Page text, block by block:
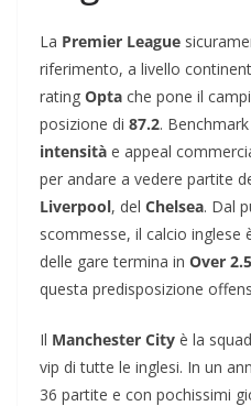
La Premier League
riferimento, a livello
rating Opta che pone il
posizione di 87.2.
intensità e appeal
per andare a vedere partite
Liverpool, del Chelsea. Dal
scommesse, il calcio inglese
delle gare termina in Over 2.5
questa predisposizione
Il Manchester City è la
vip di tutte le inglesi. In un
36 partite e con pochissimi